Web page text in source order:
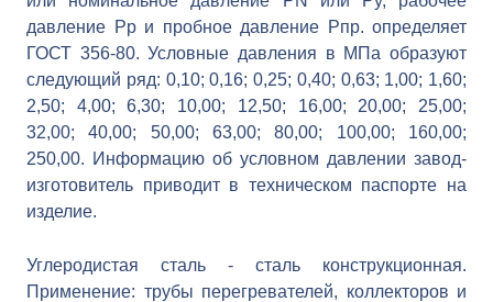
давление Рр и пробное давление Pпр. определяет
ГОСТ 356-80. Условные давления в МПа образуют
следующий ряд: 0,10; 0,16; 0,25; 0,40; 0,63; 1,00; 1,60;
2,50; 4,00; 6,30; 10,00; 12,50; 16,00; 20,00; 25,00;
32,00; 40,00; 50,00; 63,00; 80,00; 100,00; 160,00;
250,00. Информацию об условном давлении завод-
изготовитель приводит в техническом паспорте на
изделие.
Углеродистая сталь - сталь конструкционная.
Применение: трубы перегревателей, коллекторов и